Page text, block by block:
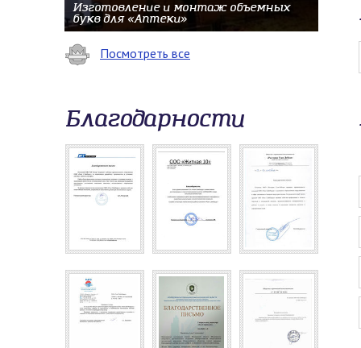
Изготовление и монтаж объемных
букв для «Аптеки»
Посмотреть все
Благодарности